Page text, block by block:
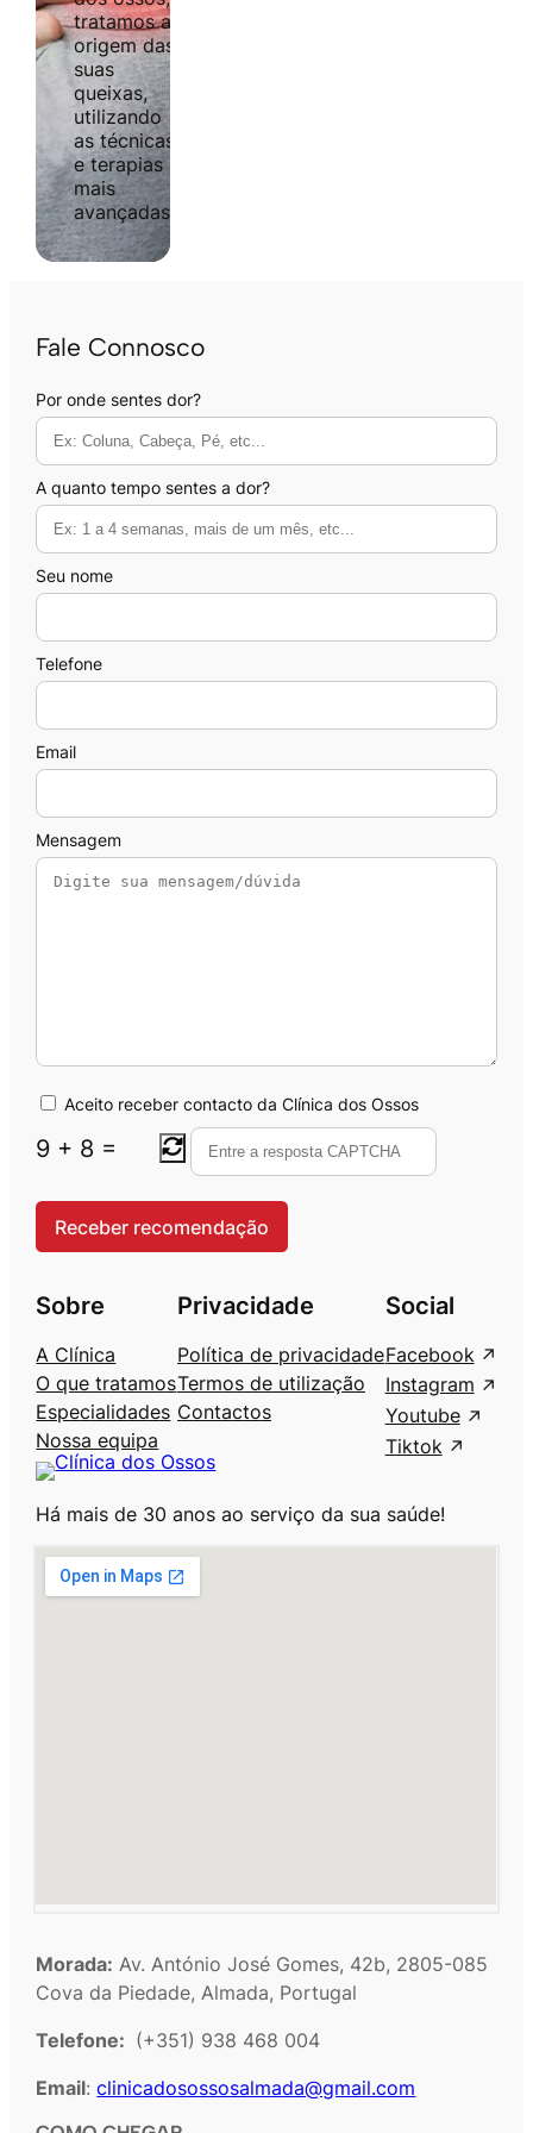
tratamos a
origem das
suas
queixas,
utilizando
as técnicas
e terapias
mais
avançadas.
Há mais de 30 anos ao serviço da sua saúde!
Morada: Av. António José Gomes, 42b, 2805-085
Cova da Piedade, Almada, Portugal
Telefone: (+351) 938 468 004
Email:clinicadosossosalmada@gmail.com
Fale Connosco
Por onde sentes dor?
A quanto tempo sentes a dor?
Seu nome
Telefone
Email
Mensagem
Aceito receber contacto da Clínica dos Ossos
9 + 8 =
Sobre
A Clínica
O que tratamos
Especialidades
Nossa equipa
Privacidade
Política de privacidade
Termos de utilização
Contactos
Social
Facebook
Instagram
Youtube
Tiktok